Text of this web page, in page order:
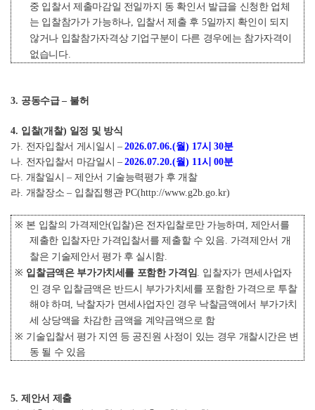
중 입찰서 제출마감일 전일까지 동 확인서 발급을 신청한 업체
는 입찰참가가 가능하나, 입찰서 제출 후 5일까지 확인이 되지
않거나 입찰참가자격상 기업구분이 다른 경우에는 참가자격이
없습니다.
3. 공동수급– 불허
4. 입찰(개찰) 일정 및 방식
가. 전자입찰서 게시일시 – 2026.07.06.(월) 17시30분
나. 전자입찰서 마감일시 – 2026.07.20.(월) 11시00분
다. 개찰일시 – 제안서 기술능력평가 후 개찰
라. 개찰장소 – 입찰집행관 PC(http://www.g2b.go.kr)
※ 본 입찰의 가격제안(입찰)은 전자입찰로만 가능하며
제안서를
제출한 입찰자만 가격입찰서를 제출할 수 있음. 가격제안서 개
찰은 기술제안서 평가 후 실시함
※ 입찰금액은 부가가치세를 포함한 가격임
입찰자가 면세사업자
인 경우 입찰금액은 반드시 부가가치세를 포함한 가격으로 투찰
해야 하며 , 낙찰자가 면세사업자인 경우 낙찰금액에서 부가가치
세 상당액을 차감한 금액을 계약금액으로 함
※ 기술입찰서 평가 지연 등 공진원 사정이 있는 경우 개찰시간은 변
동 될 수 있음
5. 제안서 제출